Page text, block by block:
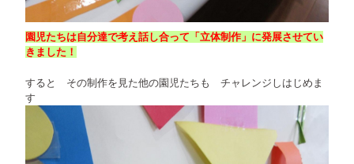
園児たちは自分達で考え話し合って「立体制作」に発展させてい
きました！
すると その制作を見た他の園児たちも チャレンジしはじめま
す